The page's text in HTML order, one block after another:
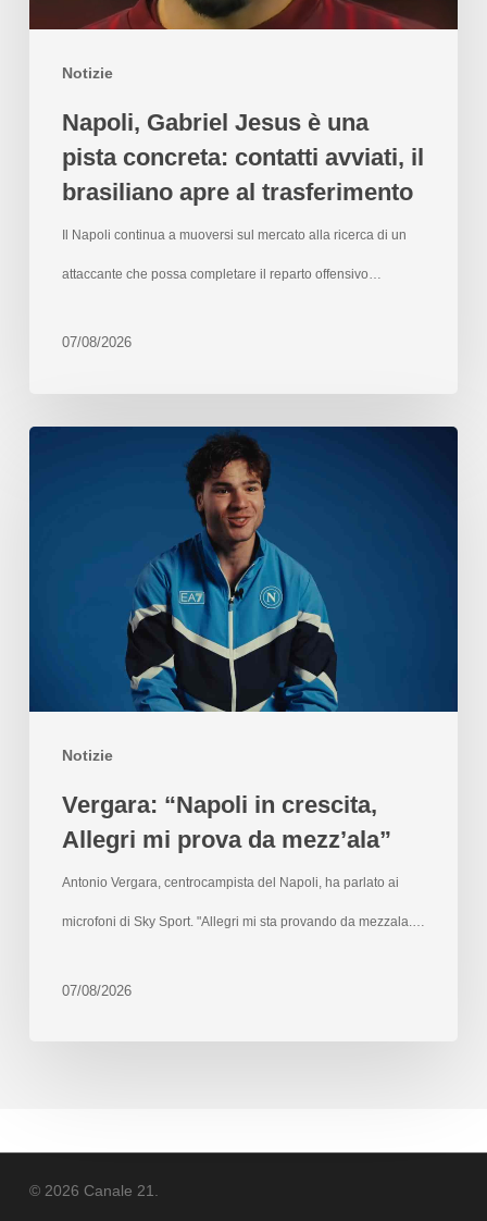
Notizie
Napoli, Gabriel Jesus è una
pista concreta: contatti avviati, il
brasiliano apre al trasferimento
Il Napoli continua a muoversi sul mercato alla ricerca di un
attaccante che possa completare il reparto offensivo…
07/08/2026
Notizie
Vergara: “Napoli in crescita,
Allegri mi prova da mezz’ala”
Antonio Vergara, centrocampista del Napoli, ha parlato ai
microfoni di Sky Sport. "Allegri mi sta provando da mezzala.…
07/08/2026
© 2026 Canale 21.